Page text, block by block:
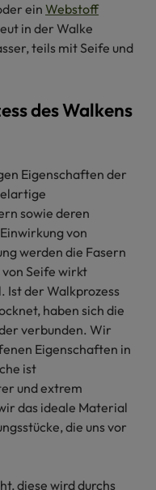
ein Webstoff
in der Walke
teils mit Seife und
des Walkens
Eigenschaften der
sowie deren
von
werden die Fasern
Seife wirkt
Ist der Walkprozess
haben sich die
verbunden. Wir
Eigenschaften in
ist
und extrem
das ideale Material
die uns vor
diese wird durchs